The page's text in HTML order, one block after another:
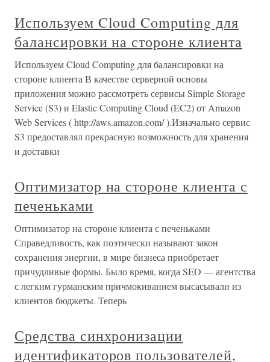
Используем Cloud Computing для
балансировки на стороне клиента
Используем Cloud Computing для балансировки на
стороне клиента В качестве серверной основы
приложения можно рассмотреть сервисы Simple Storage
Service (S3) и Elastic Computing Cloud (EC2) от Amazon
Web Services ( http://aws.amazon.com/ ).Изначально сервис
S3 предоставлял прекрасную возможность для хранения
и доставки
Оптимизатор на стороне клиента с
печеньками
Оптимизатор на стороне клиента с печеньками
Справедливость, как поэтически называют закон
сохранения энергии, в мире бизнеса приобретает
причудливые формы. Было время, когда SEO — агентства
с легким гурманским причмокиванием высасывали из
клиентов бюджеты. Теперь
Средства синхронизации
идентификаторов пользователей,